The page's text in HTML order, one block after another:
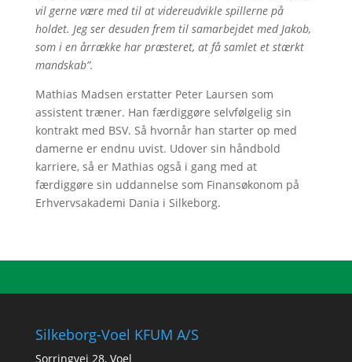
vil gerne være med til at videreudvikle spillerne på
holdet. Jeg ser desuden frem til samarbejdet med Jakob,
som i en årrække har præsteret, at få samlet et stærkt
mandskab”.
Mathias Madsen erstatter Peter Laursen som
assistent træner. Han færdiggøre selvfølgelig sin
kontrakt med BSV. Så hvornår han starter op med
damerne er endnu uvist. Udover sin håndbold
karriere, så er Mathias også i gang med at
færdiggøre sin uddannelse som Finansøkonom på
Erhvervsakademi Dania i Silkeborg.
Silkeborg-Voel KFUM A/S
Sorringvej 28, Voel